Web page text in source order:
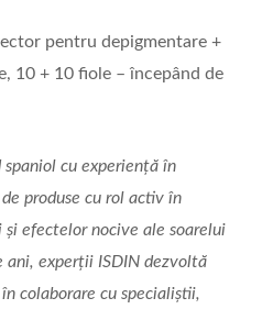
pentru depigmentare +
10 + 10 fiole – începând de
spaniol cu experiență în
produse cu rol activ în
efectelor nocive ale soarelui
ani, experții ISDIN dezvoltă
colaborare cu specialiștii,